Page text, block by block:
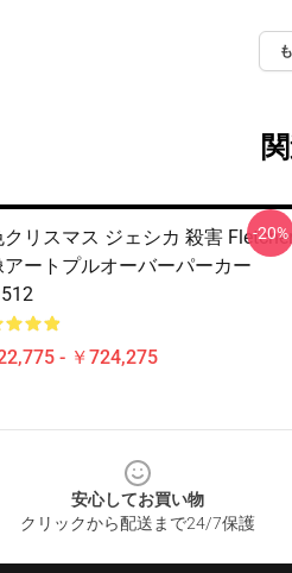
クリスマス ジェシカ 殺害
アートプルオーバーパーカー
- ￥724,275
-20%
安心してお買い物
クリックから配送まで24/7保護